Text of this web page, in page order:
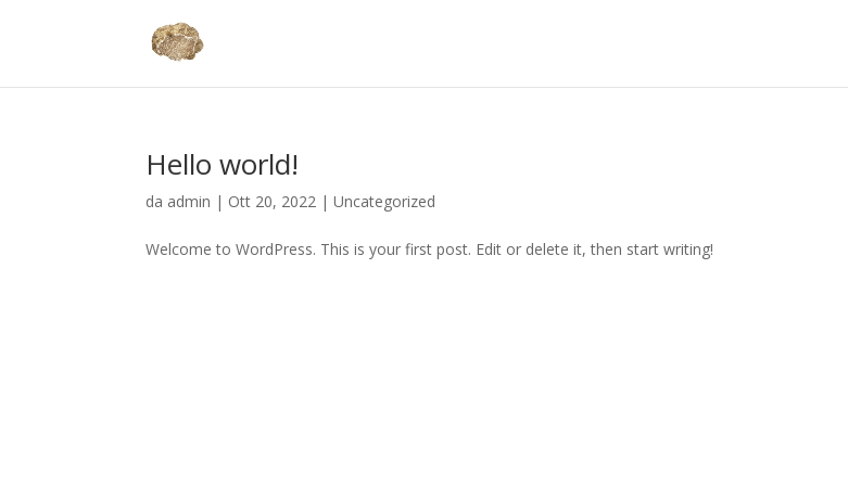
Hello world!
da admin | Ott 20, 2022 |Uncategorized
Welcome to WordPress. This is your first post. Edit or delete it, then start writing!